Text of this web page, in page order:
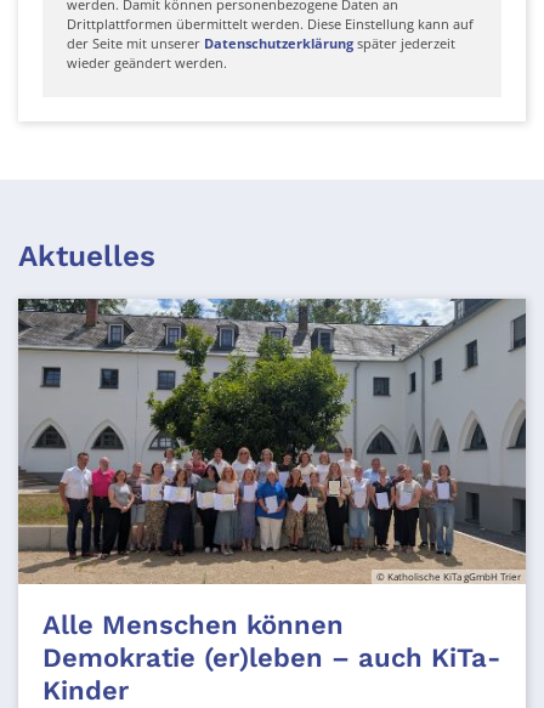
werden. Damit können personenbezogene Daten an
Drittplattformen übermittelt werden. Diese Einstellung kann auf
der Seite mit unserer Datenschutzerklärung später jederzeit
wieder geändert werden.
Aktuelles
© Katholische KiTa gGmbH Trier
Alle Menschen können
Demokratie (er)leben – auch KiTa-
Kinder